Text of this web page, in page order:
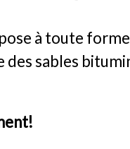
à toute
sables